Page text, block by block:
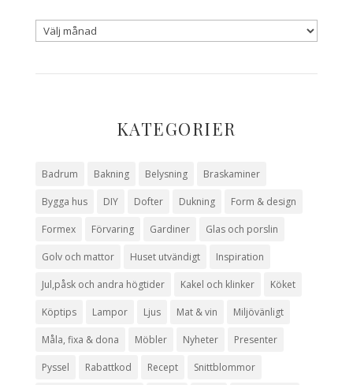
KATEGORIER
Badrum Bakning Belysning Braskaminer
Bygga hus DIY Dofter Dukning Form & design
Formex Förvaring Gardiner Glas och porslin
Golv och mattor Huset utvändigt Inspiration
Jul,påsk och andra högtider Kakel och klinker Köket
Köptips Lampor Ljus Mat & vin Miljövänligt
Måla, fixa & dona Möbler Nyheter Presenter
Pyssel Rabattkod Recept Snittblommor